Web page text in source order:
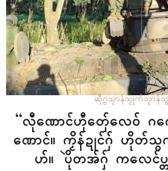
ဆဵုဂ္ဗသၟာန်သၟုက်သၟာန်
“လီုဏောၚ်ဟီုတှ်ေလေဝ် ဂက
ဏောၚ်။ ကၟိန်ဍုၚ်ဂှ် ဟိုတ်
ဟ်။ ပိုဲတအ်ဂှ် ကလေၚ်ပ္တ